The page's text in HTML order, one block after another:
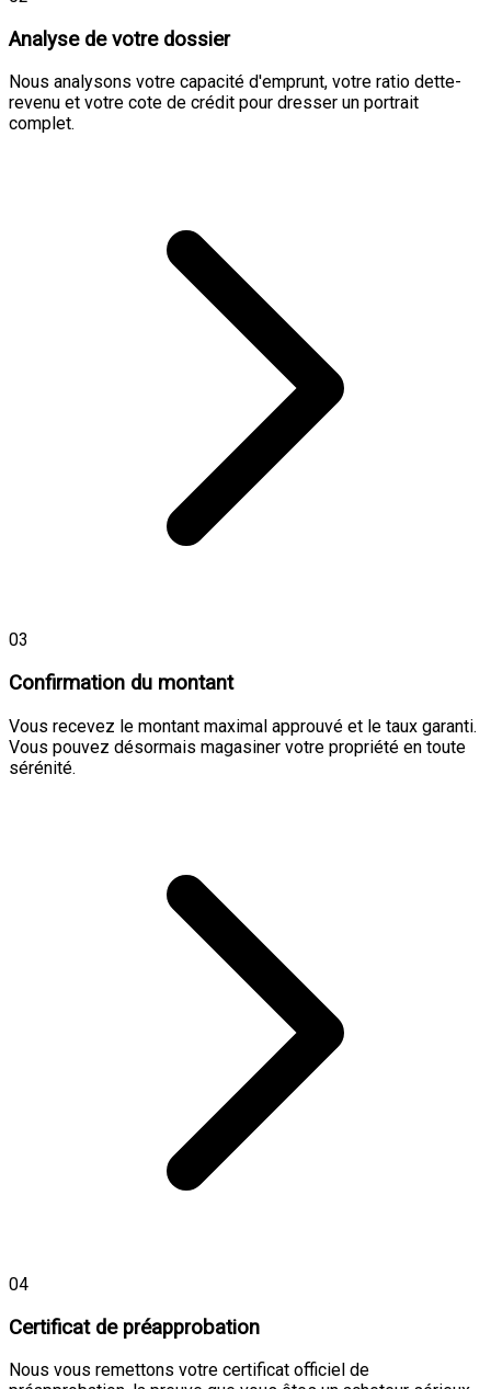
Analyse de votre dossier
Nous analysons votre capacité d'emprunt, votre ratio dette-
revenu et votre cote de crédit pour dresser un portrait
complet.
03
Confirmation du montant
Vous recevez le montant maximal approuvé et le taux garanti.
Vous pouvez désormais magasiner votre propriété en toute
sérénité.
04
Certificat de préapprobation
Nous vous remettons votre certificat officiel de